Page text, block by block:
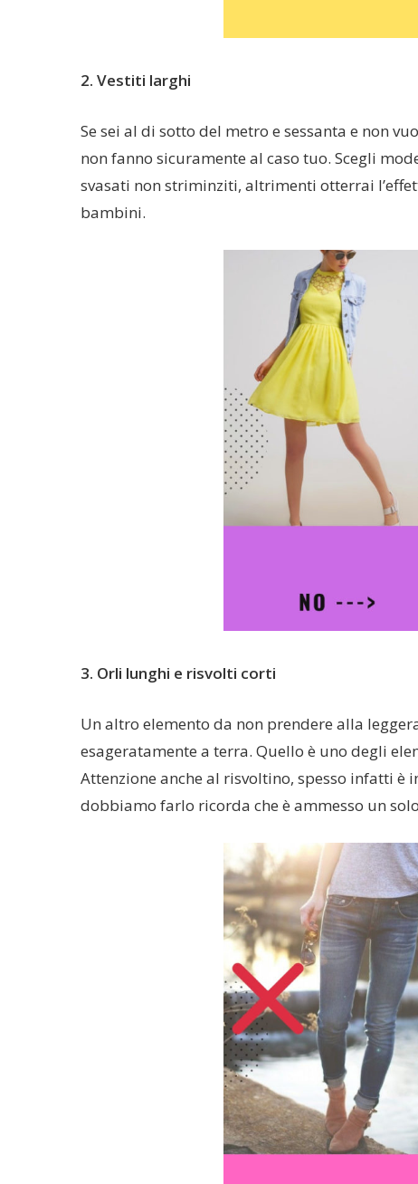
2. Vestiti larghi
Se sei al di sotto del metro e sessanta e non
non fanno sicuramente al caso tuo. Scegli
svasati non striminziti, altrimenti otterrai
bambini.
3. Orli lunghi e risvolti corti
Un altro elemento da non prendere alla
esageratamente a terra. Quello è uno degli
Attenzione anche al risvoltino, spesso infatti
dobbiamo farlo ricorda che è ammesso un